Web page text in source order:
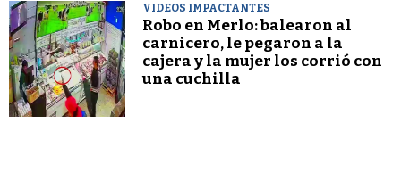
VIDEOS IMPACTANTES
Robo en Merlo: balearon al
carnicero, le pegaron a la
cajera y la mujer los corrió con
una cuchilla